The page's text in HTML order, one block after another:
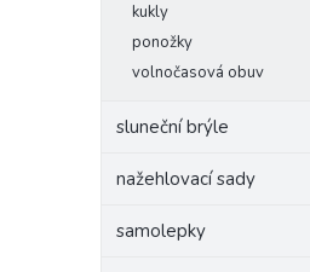
kukly
ponožky
volnočasová obuv
sluneční brýle
nažehlovací sady
samolepky